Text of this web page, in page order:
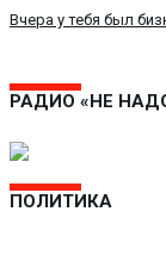
Вчера у тебя был
РАДИО «НЕ
ПОЛИТИКА